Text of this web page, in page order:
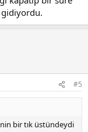
gidiyordu.
#5
bir tık üstündeydi